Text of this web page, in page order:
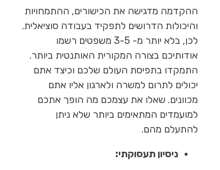
ההקדמה מדגישה את הכישורים, ההתמחויות
והיכולות הדרושים לתפקיד בעבודה סוציאלית.
לכן, בלא יותר מ- 3-5 משפטים רשמו
אודותיכם בצורה המקורית האותנטית ביותר.
התמקדו בתפיסת העולם שלכם וכיצד אתם
יכולים לתרום למשרה ולארגון אליו אתם
מכוונים. שאלו את עצמכם מה הופך אתכם
למועמדים המתאימים ביותר שלא ניתן
להתעלם מהם.
ניסיון תעסוקתי: